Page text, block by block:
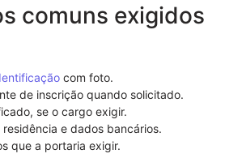
comuns exigidos
com foto.
de inscrição quando solicitado.
se o cargo exigir.
e dados bancários.
que a portaria exigir.